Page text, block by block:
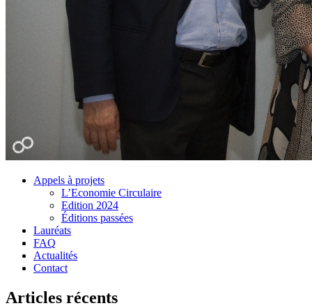
Appels à projets
L’Economie Circulaire
Edition 2024
Éditions passées
Lauréats
FAQ
Actualités
Contact
Articles récents